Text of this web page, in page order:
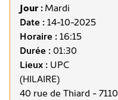
Jour :Mardi
Date :14-10-2025
Horaire :16:15
Durée :01:30
Lieux : UPC
(HILAIRE)
40 rue de Thiard -